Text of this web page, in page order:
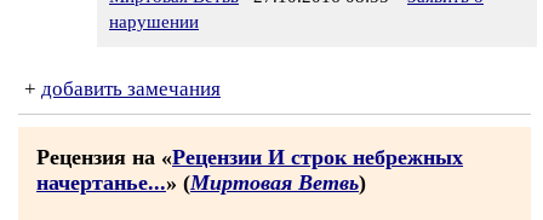
нарушении
+ добавить замечания
Рецензия на «Рецензии И строк небрежных
начертанье...» (Миртовая Ветвь)